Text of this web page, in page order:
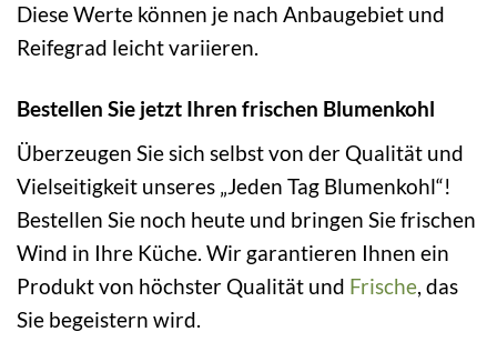
Diese Werte können je nach Anbaugebiet und
Reifegrad leicht variieren.
Bestellen Sie jetzt Ihren frischen Blumenkohl
Überzeugen Sie sich selbst von der Qualität und
Vielseitigkeit unseres „Jeden Tag Blumenkohl“!
Bestellen Sie noch heute und bringen Sie frischen
Wind in Ihre Küche. Wir garantieren Ihnen ein
Produkt von höchster Qualität und Frische, das
Sie begeistern wird.